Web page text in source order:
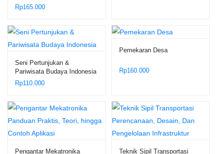
Manajemen Lingkungan
Berkelanjutan
Rp165.000
Seni Pertunjukan &
Pariwisata Budaya Indonesia
Rp110.000
Pemekaran Desa
Rp160.000
Pengantar Mekatronika
Teknik Sipil Transportasi